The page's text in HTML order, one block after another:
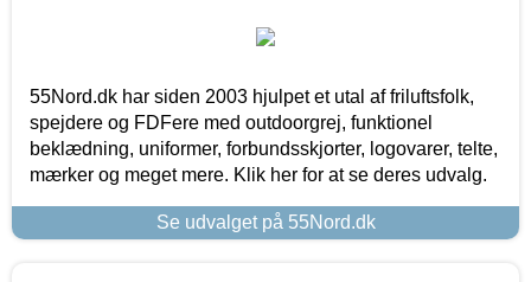
55Nord.dk har siden 2003 hjulpet et utal af friluftsfolk,
spejdere og FDFere med outdoorgrej, funktionel
beklædning, uniformer, forbundsskjorter, logovarer, telte,
mærker og meget mere. Klik her for at se deres udvalg.
Se udvalget på 55Nord.dk